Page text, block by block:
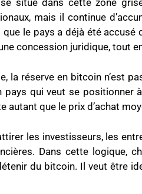
situe dans cette zone
mais il continue
le pays a déjà été
concession juridique, tout
la réserve en bitcoin n’est
qui veut se positionner
autant que le prix d’achat
les investisseurs, les
Dans cette logique,
du bitcoin. Il veut être